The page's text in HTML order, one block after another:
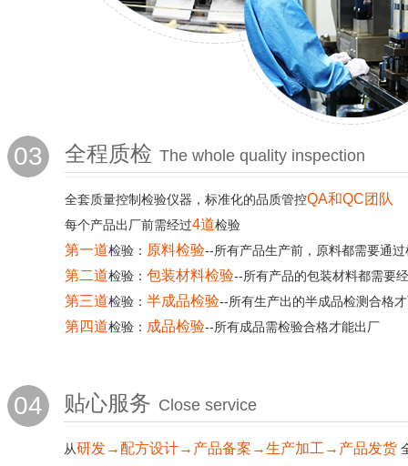
03 全程质检 The whole quality inspection
全套质量控制检验仪器，标准化的品质管控QA和QC团队
每个产品出厂前需经过4道检验
第一道检验： 原料检验--所有产品生产前，原料都需要通
第二道检验： 包装材料检验--所有产品的包装材料都需要
第三道检验： 半成品检验--所有生产出的半成品检测合格
第四道检验： 成品检验--所有成品需检验合格才能出厂
04 贴心服务 Close service
从研发→配方设计→产品备案→生产加工→产品发货